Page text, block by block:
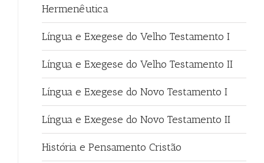
Hermenêutica
Língua e Exegese do Velho Testamento I
Língua e Exegese do Velho Testamento II
Língua e Exegese do Novo Testamento I
Língua e Exegese do Novo Testamento II
História e Pensamento Cristão